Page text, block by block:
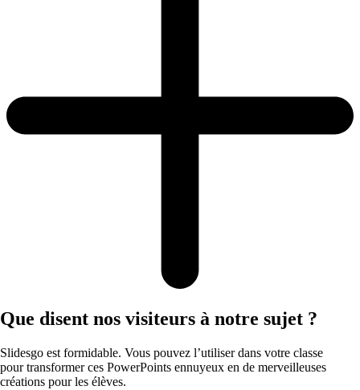
Que disent nos visiteurs à notre sujet ?
Slidesgo est formidable. Vous pouvez l’utiliser dans votre classe
pour transformer ces PowerPoints ennuyeux en de merveilleuses
créations pour les élèves.